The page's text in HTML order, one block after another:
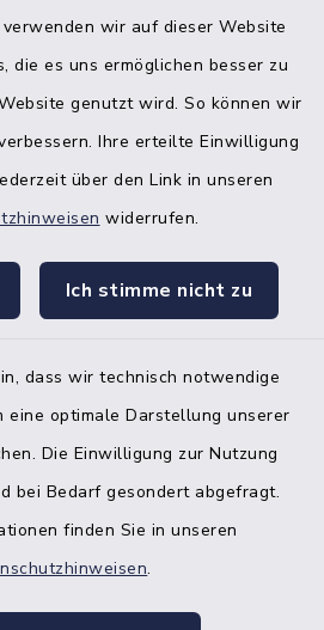
wir auf dieser Website
die es uns ermöglichen besser zu
genutzt wird. So können wir
Ihre erteilte Einwilligung
über den Link in unseren
widerrufen.
Ich stimme nicht zu
dass wir technisch notwendige
eine optimale Darstellung unserer
Die Einwilligung zur Nutzung
bei Bedarf gesondert abgefragt.
finden Sie in unseren
.
facebook
der Amtskasse